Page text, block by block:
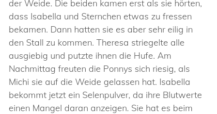
der Weide. Die beiden kamen erst als sie hörten,
dass Isabella und Sternchen etwas zu fressen
bekamen. Dann hatten sie es aber sehr eilig in
den Stall zu kommen. Theresa striegelte alle
ausgiebig und putzte ihnen die Hufe. Am
Nachmittag freuten die Ponnys sich riesig, als
Michi sie auf die Weide gelassen hat. Isabella
bekommt jetzt ein Selenpulver, da ihre Blutwerte
einen Mangel daran anzeigen. Sie hat es beim